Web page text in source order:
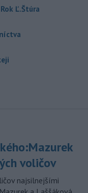
Rok Ľ.Štúra
voličov
najsilnejšími